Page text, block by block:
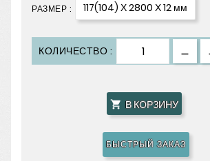
РАЗМЕР : 117(104) Х 2800 Х 12 мм
КОЛИЧЕСТВО :
 В КОРЗИНУ
БЫСТРЫЙ ЗАКАЗ